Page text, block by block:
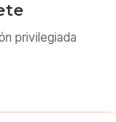
privilegiada